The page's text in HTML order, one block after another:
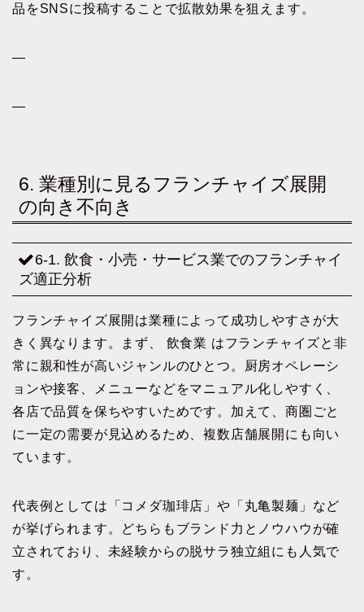
品をSNSに投稿することで拡散効果を狙えます。
—
—
6. 業種別に見るフランチャイズ展開
の向き不向き
6-1. 飲食・小売・サービス業でのフランチャイ
ズ適正分析
フランチャイズ展開は業種によって成功しやすさが大
きく異なります。まず、 飲食業 はフランチャイズと非
常に親和性が高いジャンルのひとつ。厨房オペレーシ
ョンや接客、メニューなどをマニュアル化しやすく、
各店で品質を保ちやすいためです。加えて、商圏ごと
に一定の需要が見込めるため、複数店舗展開にも向い
ています。
代表例としては「コメダ珈琲店」や「丸亀製麺」など
が挙げられます。どちらもブランド力とノウハウが確
立されており、未経験からの脱サラ独立組にも人気で
す。